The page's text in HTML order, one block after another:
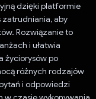
dzięki platformie
zatrudniania, aby
Rozwiązanie to
i ułatwia
życiorysów po
różnych rodzajów
i odpowiedzi